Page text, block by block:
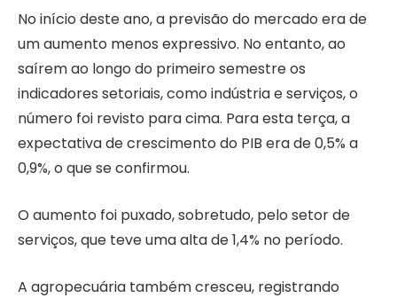
No início deste ano, a previsão do mercado era de
um aumento menos expressivo. No entanto, ao
saírem ao longo do primeiro semestre os
indicadores setoriais, como indústria e serviços, o
número foi revisto para cima. Para esta terça, a
expectativa de crescimento do PIB era de 0,5% a
0,9%, o que se confirmou.
O aumento foi puxado, sobretudo, pelo setor de
serviços, que teve uma alta de 1,4% no período.
A agropecuária também cresceu, registrando